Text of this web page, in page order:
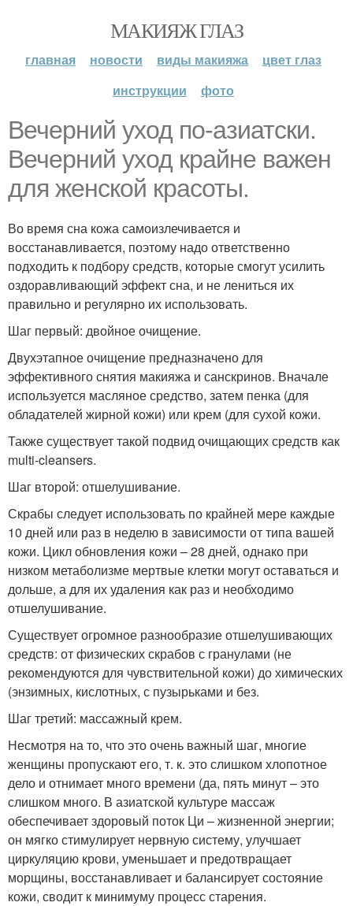
МАКИЯЖ ГЛАЗ
главная новости виды макияжа
цвет глаз
инструкции
фото
Вечерний уход по-азиатски.
Вечерний уход крайне важен
для женской красоты.
Во время сна кожа самоизлечивается и
восстанавливается, поэтому надо ответственно
подходить к подбору средств, которые смогут усилить
оздоравливающий эффект сна, и не лениться их
правильно и регулярно их использовать.
Шаг первый: двойное очищение.
Двухэтапное очищение предназначено для
эффективного снятия макияжа и санскринов. Вначале
используется масляное средство, затем пенка (для
обладателей жирной кожи) или крем (для сухой кожи.
Также существует такой подвид очищающих средств как
multi-cleansers.
Шаг второй: отшелушивание.
Скрабы следует использовать по крайней мере каждые
10 дней или раз в неделю в зависимости от типа вашей
кожи. Цикл обновления кожи – 28 дней, однако при
низком метаболизме мертвые клетки могут оставаться и
дольше, а для их удаления как раз и необходимо
отшелушивание.
Существует огромное разнообразие отшелушивающих
средств: от физических скрабов с гранулами (не
рекомендуются для чувствительной кожи) до химических
(энзимных, кислотных, с пузырьками и без.
Шаг третий: массажный крем.
Несмотря на то, что это очень важный шаг, многие
женщины пропускают его, т. к. это слишком хлопотное
дело и отнимает много времени (да, пять минут – это
слишком много. В азиатской культуре массаж
обеспечивает здоровый поток Ци – жизненной энергии;
он мягко стимулирует нервную систему, улучшает
циркуляцию крови, уменьшает и предотвращает
морщины, восстанавливает и балансирует состояние
кожи, сводит к минимуму процесс старения.